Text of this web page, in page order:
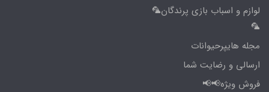
لوازم و اسباب بازی پرندگان🦜
🦜
مجله هایپرحیوانات
ارسالی و رضایت شما
فروش ویژه📢📢